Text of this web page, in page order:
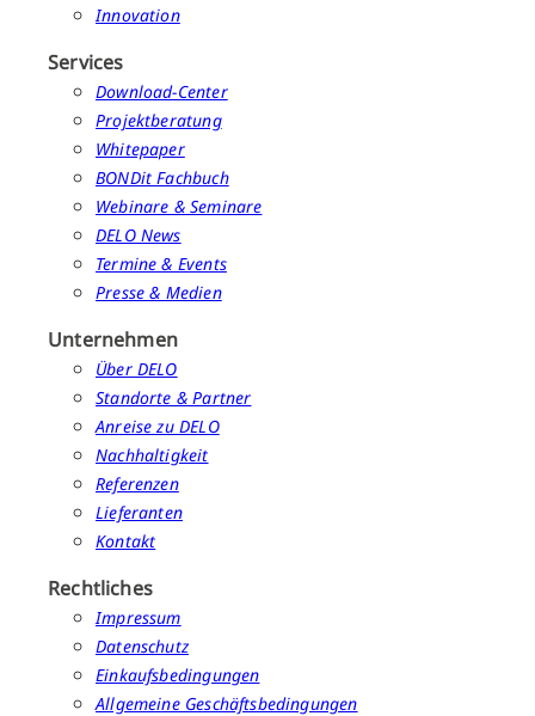
Innovation
Services
Download-Center
Projektberatung
Whitepaper
BONDit Fachbuch
Webinare & Seminare
DELO News
Termine & Events
Presse & Medien
Unternehmen
Über DELO
Standorte & Partner
Anreise zu DELO
Nachhaltigkeit
Referenzen
Lieferanten
Kontakt
Rechtliches
Impressum
Datenschutz
Einkaufsbedingungen
Allgemeine Geschäftsbedingungen